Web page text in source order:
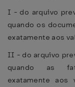
I - do arquivo
quando os
exatamente aos
II - do arquivo
quando as
exatamente aos